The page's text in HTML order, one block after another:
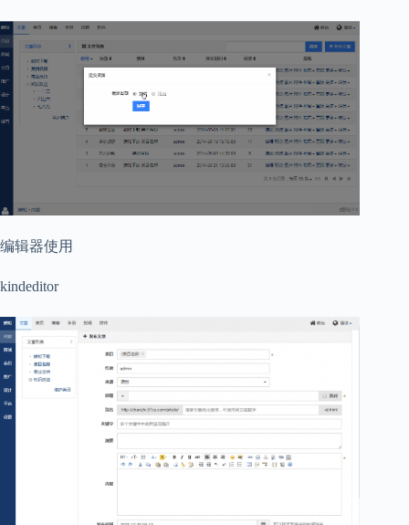
编辑器使用
kindeditor